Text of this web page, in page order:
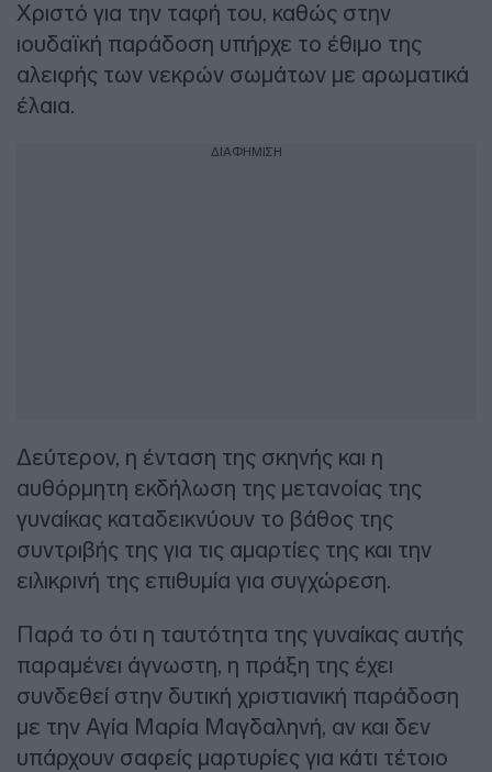
Χριστό για την ταφή του, καθώς στην
ιουδαϊκή παράδοση υπήρχε το έθιμο της
αλειφής των νεκρών σωμάτων με αρωματικά
έλαια.
ΔΙΑΦΗΜΙΣΗ
Δεύτερον, η ένταση της σκηνής και η
αυθόρμητη εκδήλωση της μετανοίας της
γυναίκας καταδεικνύουν το βάθος της
συντριβής της για τις αμαρτίες της και την
ειλικρινή της επιθυμία για συγχώρεση.
Παρά το ότι η ταυτότητα της γυναίκας αυτής
παραμένει άγνωστη, η πράξη της έχει
συνδεθεί στην δυτική χριστιανική παράδοση
με την Αγία Μαρία Μαγδαληνή, αν και δεν
υπάρχουν σαφείς μαρτυρίες για κάτι τέτοιο